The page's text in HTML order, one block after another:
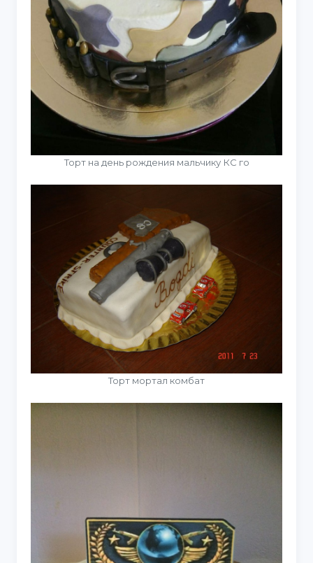
Торт на день рождения мальчику КС го
Торт мортал комбат